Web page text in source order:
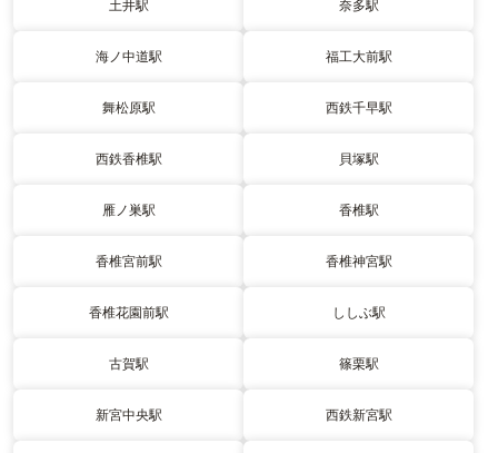
土井駅 奈多駅
海ノ中道駅 福工大前駅
舞松原駅 西鉄千早駅
西鉄香椎駅 貝塚駅
雁ノ巣駅 香椎駅
香椎宮前駅 香椎神宮駅
香椎花園前駅 ししぶ駅
古賀駅 篠栗駅
新宮中央駅 西鉄新宮駅